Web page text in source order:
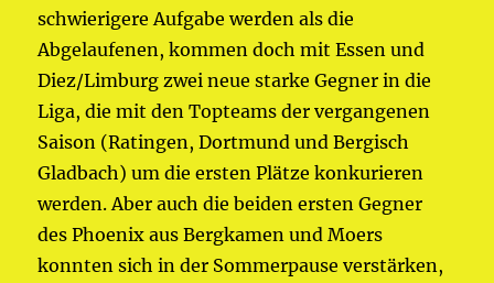
schwierigere Aufgabe werden als die
Abgelaufenen, kommen doch mit Essen und
Diez/Limburg zwei neue starke Gegner in die
Liga, die mit den Topteams der vergangenen
Saison (Ratingen, Dortmund und Bergisch
Gladbach) um die ersten Plätze konkurieren
werden. Aber auch die beiden ersten Gegner
des Phoenix aus Bergkamen und Moers
konnten sich in der Sommerpause verstärken,